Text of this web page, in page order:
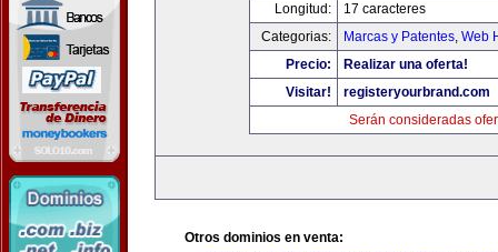
Longitud:
17 caracteres
Categorias:
Marcas y Patentes, Web
Precio:
Realizar una oferta!
Visitar!
registeryourbrand.com
Serán consideradas
Otros dominios en venta: